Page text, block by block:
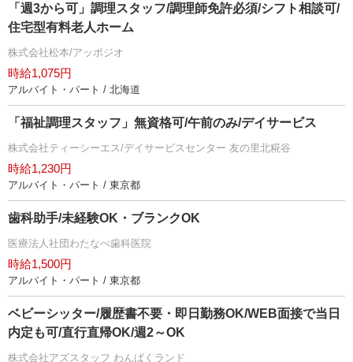
「週3から可」調理スタッフ/調理師免許必須/シフト相談可/
住宅型有料老人ホーム
株式会社松本/アッポジオ
時給1,075円
アルバイト・パート / 北海道
「福祉調理スタッフ」無資格可/午前のみ/デイサービス
株式会社ティーシーエス/デイサービスセンター 友の里北糀谷
時給1,230円
アルバイト・パート / 東京都
歯科助手/未経験OK・ブランクOK
医療法人社団わたなべ歯科医院
時給1,500円
アルバイト・パート / 東京都
ベビーシッター/履歴書不要・即日勤務OK/WEB面接で当日
内定も可/直行直帰OK/週2～OK
株式会社アズスタッフ わんぱくランド